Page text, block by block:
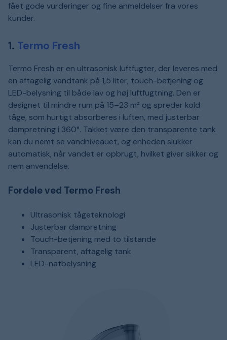
fået gode vurderinger og fine anmeldelser fra vores
kunder.
1. Termo Fresh
Termo Fresh er en ultrasonisk luftfugter, der leveres med
en aftagelig vandtank på 1,5 liter, touch-betjening og
LED-belysning til både lav og høj luftfugtning. Den er
designet til mindre rum på 15–23 m² og spreder kold
tåge, som hurtigt absorberes i luften, med justerbar
dampretning i 360°. Takket være den transparente tank
kan du nemt se vandniveauet, og enheden slukker
automatisk, når vandet er opbrugt, hvilket giver sikker og
nem anvendelse.
Fordele ved Termo Fresh
Ultrasonisk tågeteknologi
Justerbar dampretning
Touch-betjening med to tilstande
Transparent, aftagelig tank
LED-natbelysning